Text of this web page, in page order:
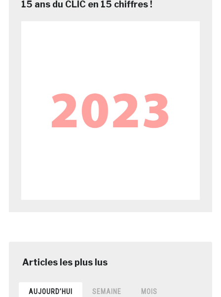
15 ans du CLIC en 15 chiffres !
AUJOURD’HUI SEMAINE MOIS